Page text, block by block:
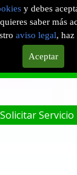
y debes
saber más
aviso legal, haz
Aceptar
PODAS EN ALTURA EN
Tel. 601 904 756
Solicitar Servicio